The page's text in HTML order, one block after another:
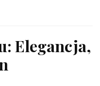
Elegancja,